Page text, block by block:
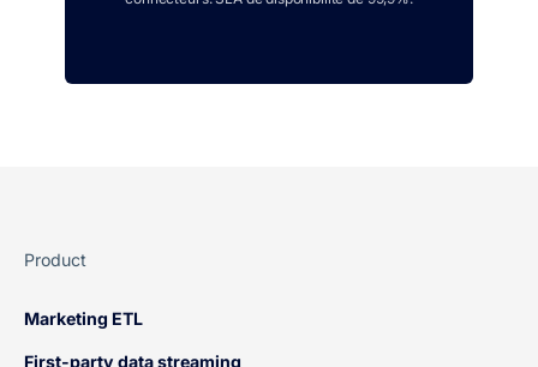
Product
Marketing ETL
First-party data streaming